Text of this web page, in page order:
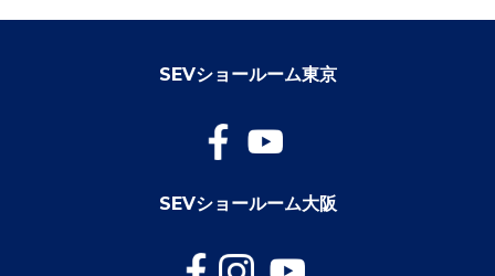
SEVショールーム東京
SEVショールーム大阪